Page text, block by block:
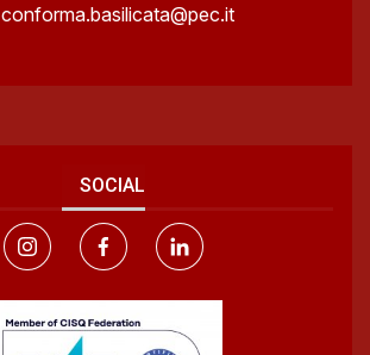
conforma.basilicata@pec.it
SOCIAL